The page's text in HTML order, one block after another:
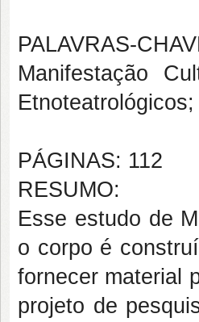
PALAVRAS-
Manifestação
PÁGINAS: 112
RESUMO:
Esse estudo de
o corpo é
fornecer material
projeto de